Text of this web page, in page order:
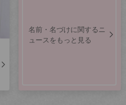
名前・名づけに関するニ
ュースをもっと見る